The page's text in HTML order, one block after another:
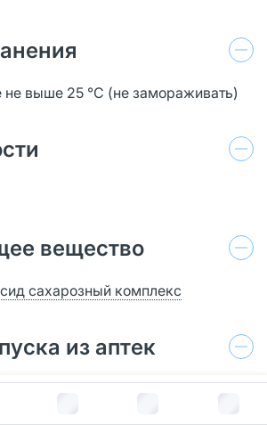
В корзину за руб.
не выше 25 °C (не замораживать)
вещество
сахарозный комплекс
из аптек